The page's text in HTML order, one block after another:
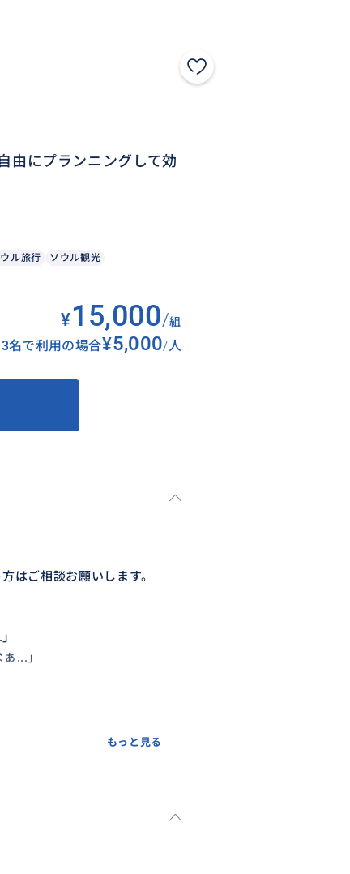
由にプランニングして効
ル旅行
ソウル観光
¥15,000/組
3名で利用の場合 ¥5,000/人
はご相談お願いします。
...」
もっと見る